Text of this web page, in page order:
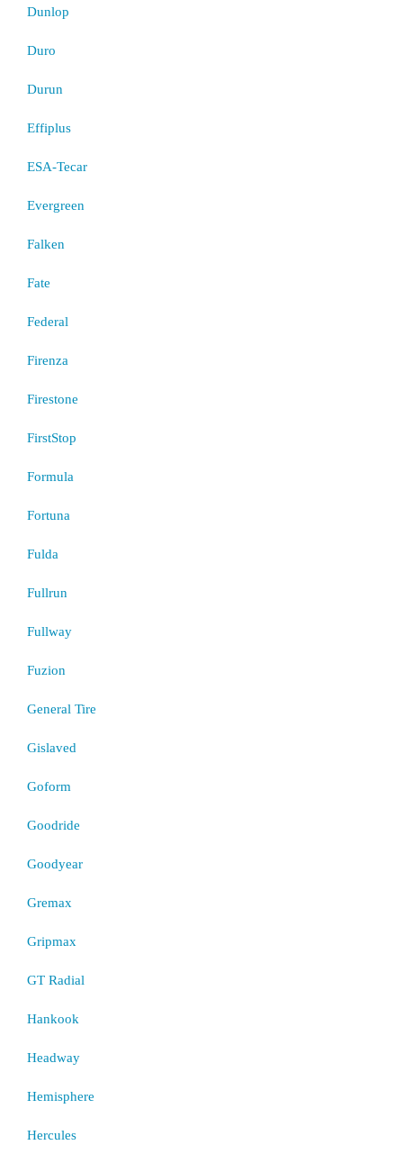
Dunlop
Duro
Durun
Effiplus
ESA-Tecar
Evergreen
Falken
Fate
Federal
Firenza
Firestone
FirstStop
Formula
Fortuna
Fulda
Fullrun
Fullway
Fuzion
General Tire
Gislaved
Goform
Goodride
Goodyear
Gremax
Gripmax
GT Radial
Hankook
Headway
Hemisphere
Hercules